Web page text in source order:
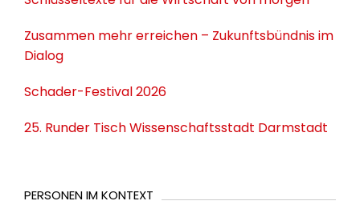
Zusammen mehr erreichen – Zukunftsbündnis im
Dialog
Schader-Festival 2026
25. Runder Tisch Wissenschaftsstadt Darmstadt
PERSONEN IM KONTEXT